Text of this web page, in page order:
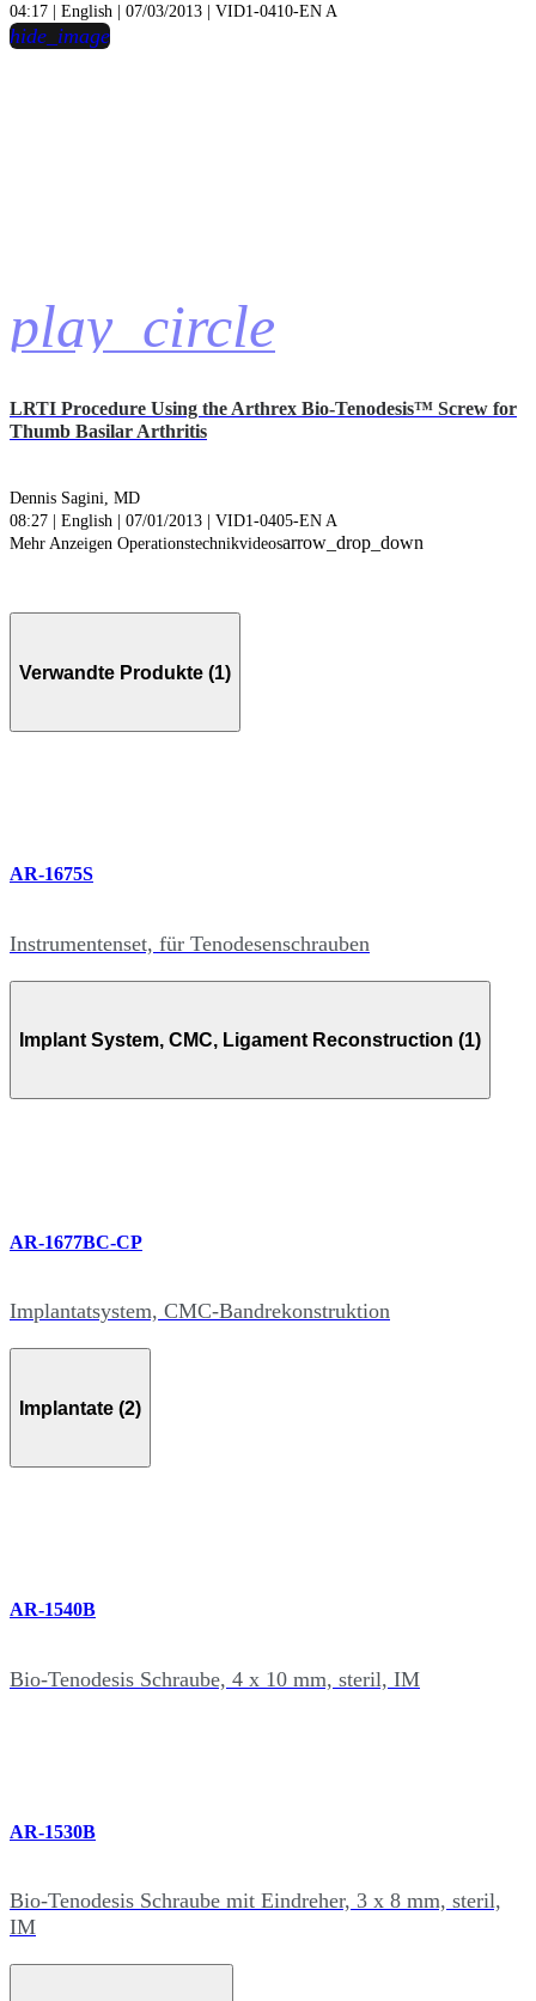
04:17 | English | 07/03/2013 | VID1-0410-EN A
play_circle
hide_image
LRTI Procedure Using the Arthrex Bio-Tenodesis™ Screw for
Thumb Basilar Arthritis
Dennis Sagini, MD
08:27 | English | 07/01/2013 | VID1-0405-EN A
Mehr Anzeigen Operationstechnikvideosarrow_drop_down
Verwandte Produkte (1)
AR-1675S
Instrumentenset, für Tenodesenschrauben
Implant System, CMC, Ligament Reconstruction (1)
AR-1677BC-CP
Implantatsystem, CMC-Bandrekonstruktion
Implantate (2)
AR-1540B
Bio-Tenodesis Schraube, 4 x 10 mm, steril, IM
AR-1530B
Bio-Tenodesis Schraube mit Eindreher, 3 x 8 mm, steril,
IM